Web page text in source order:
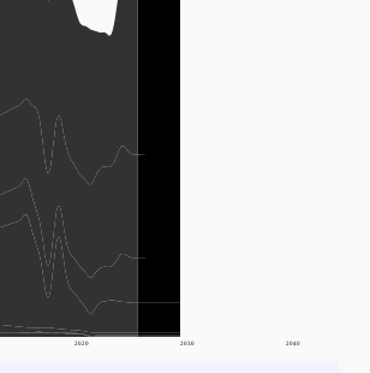
2020 2030 2040